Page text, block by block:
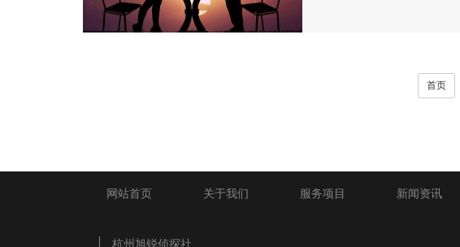
首页
网站首页 关于我们 服务项目 新闻资讯
杭州旭锐侦探社